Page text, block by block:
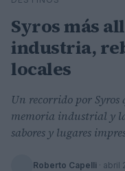
Buscar
Syros más
industria,
locales
Un recorrido por
memoria industrial y
sabores y lugares
Roberto Capelli · abril